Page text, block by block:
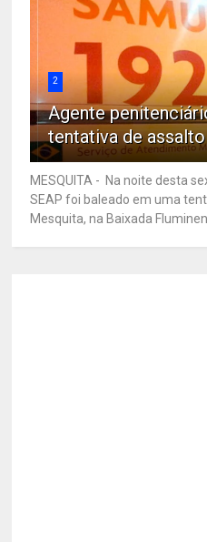
2
Agente
tentativa de
MESQUITA - Na noite desta
SEAP foi baleado em uma
Mesquita, na Baixada